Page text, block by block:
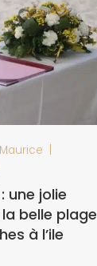
une jolie
belle plage
à l’ile